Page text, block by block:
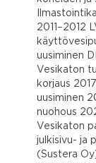
2011–2012
uusiminen
Vesikaton
korjaus
uusiminen
nuohous
Vesikaton
julkisivu- ja
(Sustera